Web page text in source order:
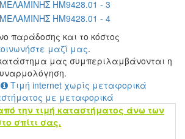
παράδοσης και το κόστος
μαζί μας.
μας συμπεριλαμβάνονται η
Τιμή internet χωρίς μεταφορικά
με μεταφορικά
την τιμή καταστήματος άνω των
σπίτι σας.